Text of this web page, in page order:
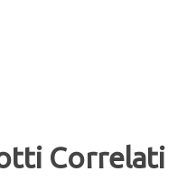
Correlati